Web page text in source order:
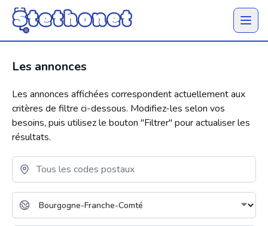
Ouvrir
Les annonces
Les annonces affichées correspondent actuellement aux
critères de filtre ci-dessous. Modifiez-les selon vos
besoins, puis utilisez le bouton "Filtrer" pour actualiser les
résultats.